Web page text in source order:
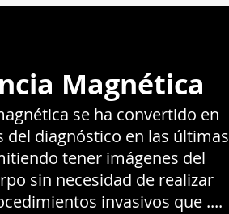
Magnética
se ha convertido en
del diagnóstico en las últimas
tener imágenes del
sin necesidad de realizar
invasivos que ....